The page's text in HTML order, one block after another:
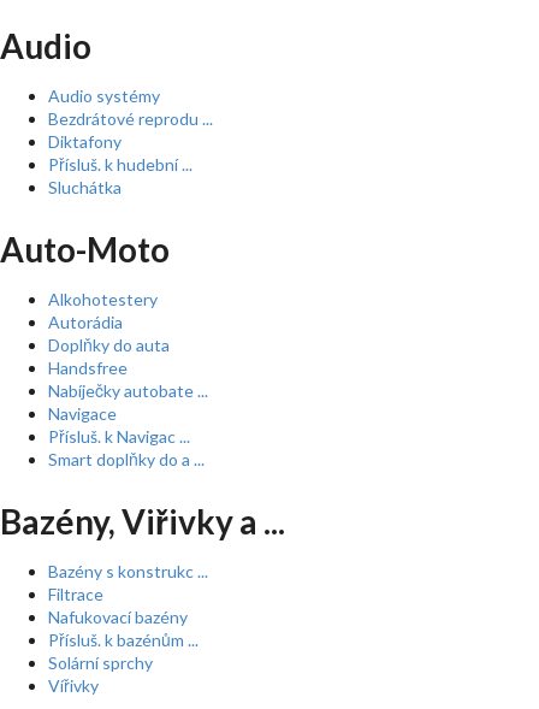
Audio
Audio systémy
Bezdrátové reprodu ...
Diktafony
Přísluš. k hudební ...
Sluchátka
Auto-Moto
Alkohotestery
Autorádia
Doplňky do auta
Handsfree
Nabíječky autobate ...
Navigace
Přísluš. k Navigac ...
Smart doplňky do a ...
Bazény, Viřivky a ...
Bazény s konstrukc ...
Filtrace
Nafukovací bazény
Přísluš. k bazénům ...
Solární sprchy
Vířivky